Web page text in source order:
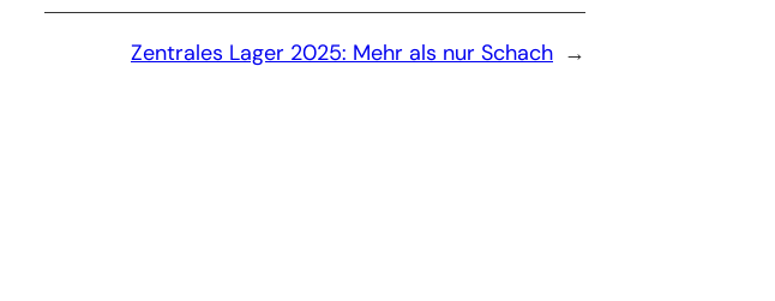
→
Zentrales Lager 2025: Mehr als nur Schach